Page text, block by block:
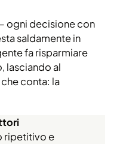
ogni decisione con
saldamente in
fa risparmiare
lasciando al
conta: la
ripetitivo e